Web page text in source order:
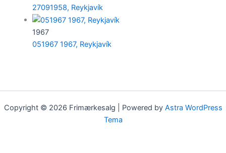
27091958, Reykjavík
1967
051967 1967, Reykjavík
Copyright © 2026 Frimærkesalg | Powered by Astra WordPress
Tema